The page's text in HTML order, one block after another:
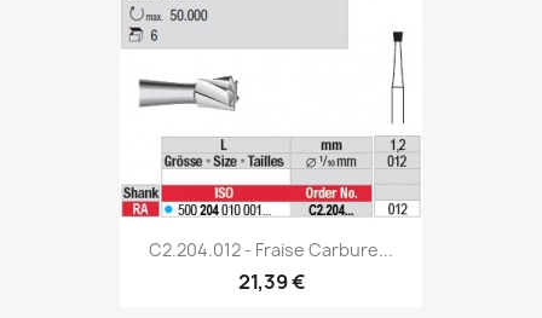
C2.204.012 - Fraise Carbure...
21,39 €